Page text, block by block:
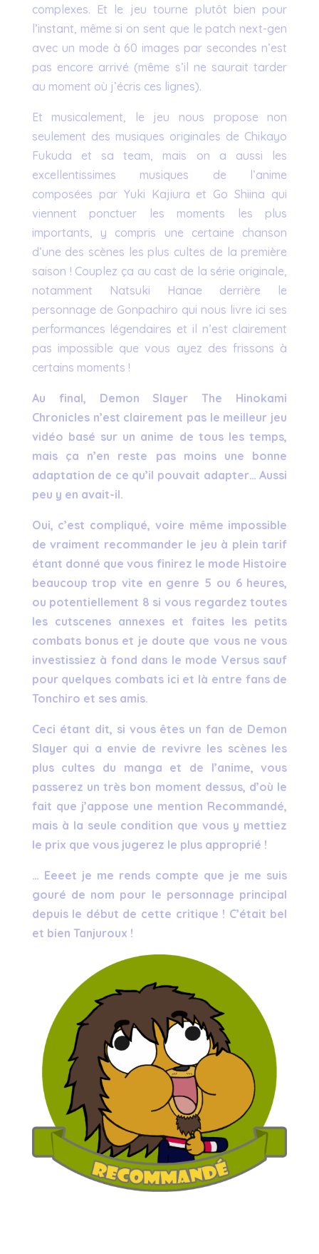
complexes. Et le jeu tourne plutôt bien pour
l’instant, même si on sent que le patch next-gen
avec un mode à 60 images par secondes n’est
pas encore arrivé (même s’il ne saurait tarder
au moment où j’écris ces lignes).
Et musicalement, le jeu nous propose non
seulement des musiques originales de Chikayo
Fukuda et sa team, mais on a aussi les
excellentissimes musiques de l’anime
composées par Yuki Kajiura et Go Shiina qui
viennent ponctuer les moments les plus
importants, y compris une certaine chanson
d’une des scènes les plus cultes de la première
saison ! Couplez ça au cast de la série originale,
notamment Natsuki Hanae derrière le
personnage de Gonpachiro qui nous livre ici ses
performances légendaires et il n’est clairement
pas impossible que vous ayez des frissons à
certains moments !
Au final, Demon Slayer The Hinokami
Chronicles n’est clairement pas le meilleur jeu
vidéo basé sur un anime de tous les temps,
mais ça n’en reste pas moins une bonne
adaptation de ce qu’il pouvait adapter… Aussi
peu y en avait-il.
Oui, c’est compliqué, voire même impossible
de vraiment recommander le jeu à plein tarif
étant donné que vous finirez le mode Histoire
beaucoup trop vite en genre 5 ou 6 heures,
ou potentiellement 8 si vous regardez toutes
les cutscenes annexes et faites les petits
combats bonus et je doute que vous ne vous
investissiez à fond dans le mode Versus sauf
pour quelques combats ici et là entre fans de
Tonchiro et ses amis.
Ceci étant dit, si vous êtes un fan de Demon
Slayer qui a envie de revivre les scènes les
plus cultes du manga et de l’anime, vous
passerez un très bon moment dessus, d’où le
fait que j’appose une mention Recommandé,
mais à la seule condition que vous y mettiez
le prix que vous jugerez le plus approprié !
… Eeeet je me rends compte que je me suis
gouré de nom pour le personnage principal
depuis le début de cette critique ! C’était bel
et bien Tanjuroux !